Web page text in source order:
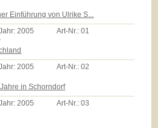
Einführung von Ulrike S...
2005 Art-Nr.:01
2005 Art-Nr.:02
in Schorndorf
2005 Art-Nr.:03